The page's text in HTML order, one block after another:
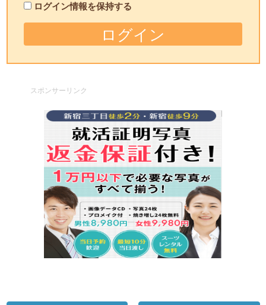
ログイン情報を保持する
スポンサーリンク